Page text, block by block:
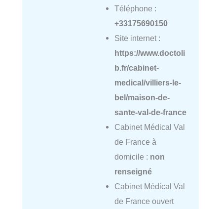
Téléphone :
+33175690150
Site internet :
https://www.doctoli
b.fr/cabinet-
medical/villiers-le-
bel/maison-de-
sante-val-de-france
Cabinet Médical Val
de France à
domicile : non
renseigné
Cabinet Médical Val
de France ouvert